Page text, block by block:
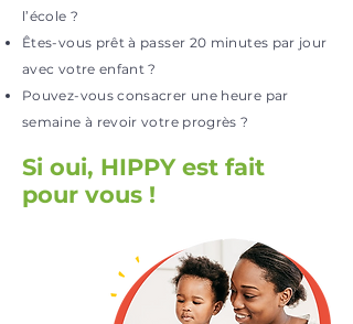
l’école ?
Êtes-vous prêt à passer 20 minutes par jour
avec votre enfant ?
Pouvez-vous consacrer une heure par
semaine à revoir votre progrès ?
Si oui, HIPPY est fait
pour vous !